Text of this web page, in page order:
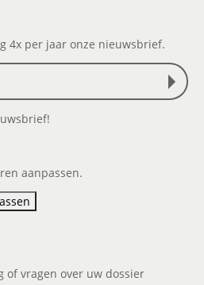
4x per jaar onze nieuwsbrief.
aanpassen.
of vragen over uw dossier